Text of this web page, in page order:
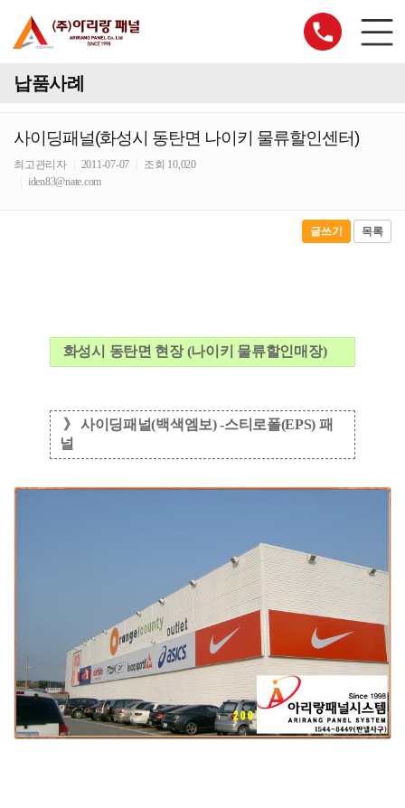
납품사례
사이딩패널(화성시 동탄면 나이키 물류할인센터)
최고관리자 2011-07-07
조회 10,020
iden83@nate.com
글쓰기 목록
화성시 동탄면 현장 (나이키 물류할인매장)
》 사이딩패널(백색엠보) -스티로폴(EPS) 패
널